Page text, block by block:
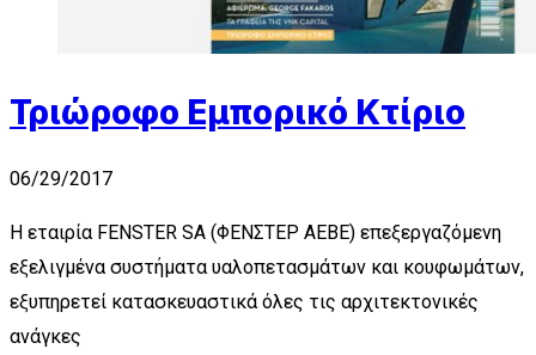
Τριώροφο Εμπορικό Κτίριο
06/29/2017
Η εταιρία FENSTER SA (ΦΕΝΣΤΕΡ ΑΕΒΕ) επεξεργαζόμενη
εξελιγμένα συστήματα υαλοπετασμάτων και κουφωμάτων,
εξυπηρετεί κατασκευαστικά όλες τις αρχιτεκτονικές
ανάγκες